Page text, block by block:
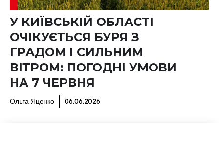
У КИЇВСЬКІЙ ОБЛАСТІ
ОЧІКУЄТЬСЯ БУРЯ З
ГРАДОМ І СИЛЬНИМ
ВІТРОМ: ПОГОДНІ УМОВИ
НА 7 ЧЕРВНЯ
Ольга Яценко 06.06.2026